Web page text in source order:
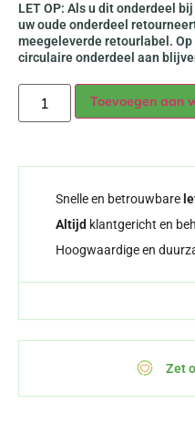
LET OP: Als u dit onderdeel
uw oude onderdeel
meegeleverde retourlabel.
circulaire onderdeel aan
Toevoegen aan
Snelle en betrouwbare
Altijd klantgericht en
Hoogwaardige en
Zet